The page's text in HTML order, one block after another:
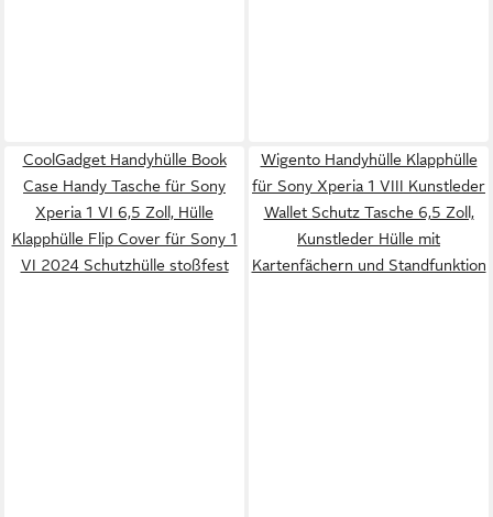
CoolGadget Handyhülle Book
Case Handy Tasche für Sony
Xperia 1 VI 6,5 Zoll, Hülle
Klapphülle Flip Cover für Sony 1
VI 2024 Schutzhülle stoßfest
Wigento Handyhülle Klapphülle
für Sony Xperia 1 VIII Kunstleder
Wallet Schutz Tasche 6,5 Zoll,
Kunstleder Hülle mit
Kartenfächern und Standfunktion